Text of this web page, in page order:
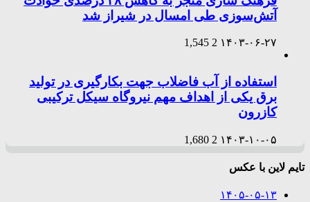
آتش‌سوزی طی امسال در شیراز شد
۱۴۰۳-۰۶-۲۷ 2
1,545
استفاده از آب فاضلاب جهت بکارگیری در تولید
برق یکی از اهداف مهم نیروگاه سیکل ترکیبی
کازرون
۱۴۰۳-۱۰-۰۵ 2
1,680
تایم لاین با عکس
۱۴۰۵-۰۵-۱۳